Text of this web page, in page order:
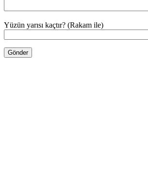
Yüzün yarısı kaçtır? (Rakam ile)